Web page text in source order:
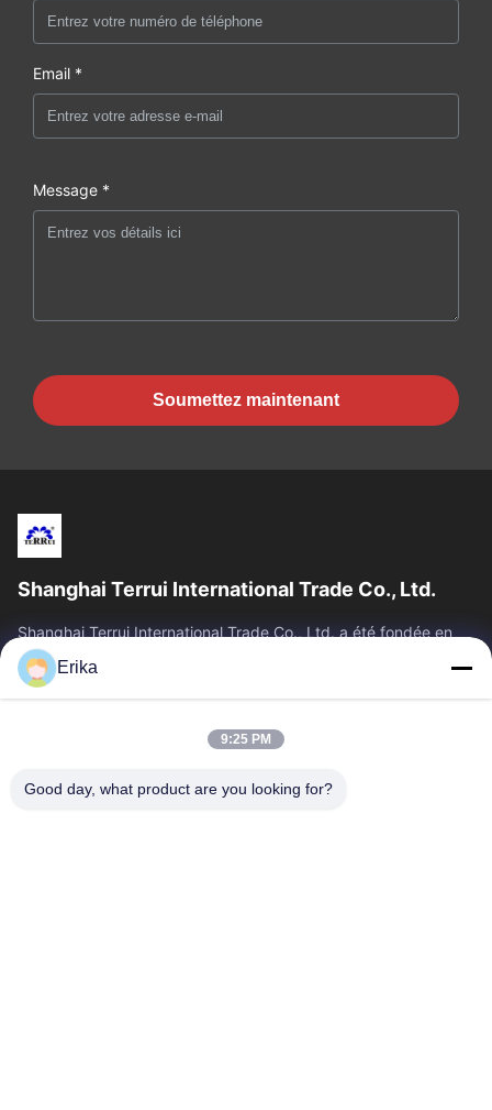
Email *
Message *
Soumettez maintenant
Shanghai Terrui International Trade Co., Ltd.
Shanghai Terrui International Trade Co., Ltd. a été fondée en
2002, spécialisée dans le développement, la fabrication et la
vente d'équipements...
Liens Rapides
Produits
À Propos De Nous
Contrôle De Qualité
Erika
9:25 PM
Good day, what product are you looking for?